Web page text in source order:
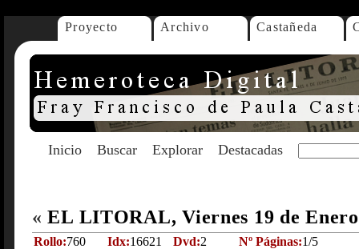
Proyecto Archivo Castañeda
Inicio Buscar Explorar Destacadas
« EL LITORAL, Viernes 19 de
Rollo:760 Idx:16621 Dvd:2 Nº Páginas:1/5